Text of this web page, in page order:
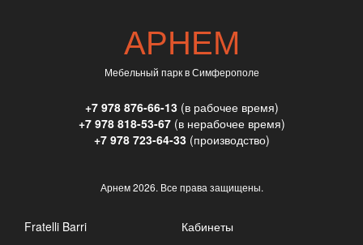
АРНЕМ
Мебельный парк в Симферополе
+7 978 876-66-13(в рабочее время)
+7 978 818-53-67(в нерабочее время)
+7 978 723-64-33(производство)
Арнем2026. Все права защищены.
Fratelli Barri
Кабинеты